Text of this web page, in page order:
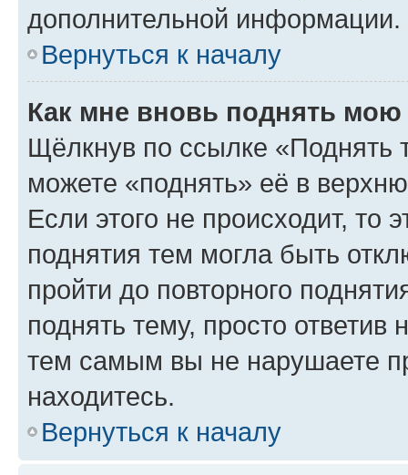
дополнительной информации.
Вернуться к началу
Как мне вновь поднять мою
Щёлкнув по ссылке «Поднять
можете «поднять» её в
Если этого не происходит, то
поднятия тем могла быть
пройти до повторного
поднять тему, просто ответив
тем самым вы не нарушаете
находитесь.
Вернуться к началу